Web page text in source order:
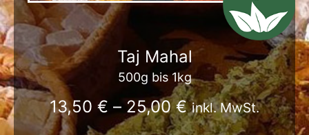
Taj Mahal
500g bis 1kg
13,50 € – 25,00€ inkl. MwSt.